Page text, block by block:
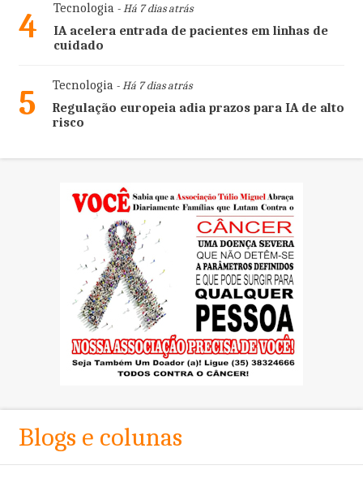
4 Tecnologia- Há 7 dias atrás
IA acelera entrada de pacientes em linhas de
cuidado
5 Tecnologia- Há 7 dias atrás
Regulação europeia adia prazos para IA de alto
risco
Blogs e colunas